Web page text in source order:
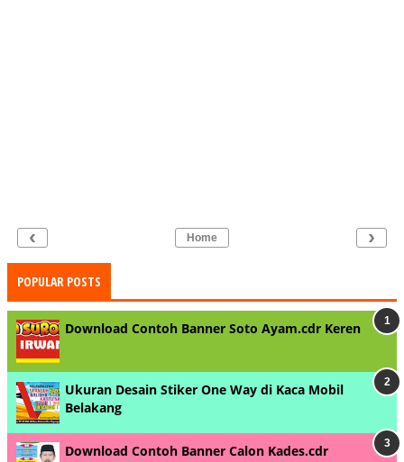
‹ ›
Home
POPULAR POSTS
Download Contoh Banner Soto Ayam.cdr Keren
Ukuran Desain Stiker One Way di Kaca Mobil
Belakang
Download Contoh Banner Calon Kades.cdr